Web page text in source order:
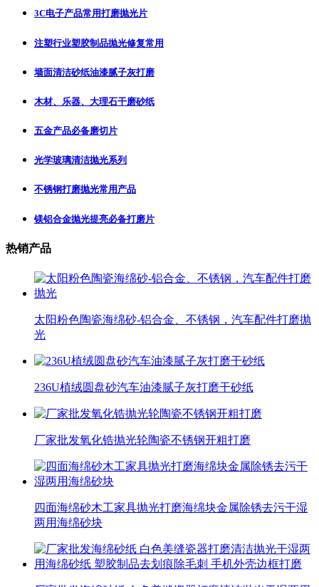
3C电子产品常用打磨抛光片
注塑行业塑胶制品抛光修复常用
墙面清洁砂纸油漆腻子灰打磨
木材、乐器、大理石干磨砂纸
五金产品必备磨切片
光学玻璃清洁抛光系列
不锈钢打磨抛光常用产品
镁铝合金抛光提亮必备打磨片
热销产品
太阳粉色陶瓷海绵砂-铝合金、不锈钢，汽车配件打磨抛
光
236U植绒圆盘砂汽车油漆腻子灰打磨干砂纸
厂家批发氧化锆抛光轮陶瓷不锈钢开粗打磨
四面海绵砂木工家具抛光打磨海绵块金属除锈去污干湿
两用海绵砂块